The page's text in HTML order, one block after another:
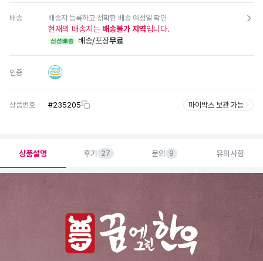
배송 배송지 등록하고 정확한 배송 예정일 확인
현재의 배송지는 배송불가 지역입니다.
신선배송 배송/포장무료
인증
상품번호 #235205 마이박스 보관 가능
상품설명 후기 27 문의 9 유의사항